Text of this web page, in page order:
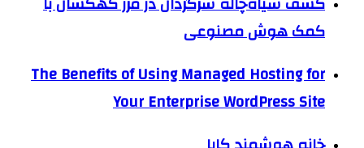
کمک هوش مصنوعی
The Benefits of Using Managed Hosting for
Your Enterprise WordPress Site